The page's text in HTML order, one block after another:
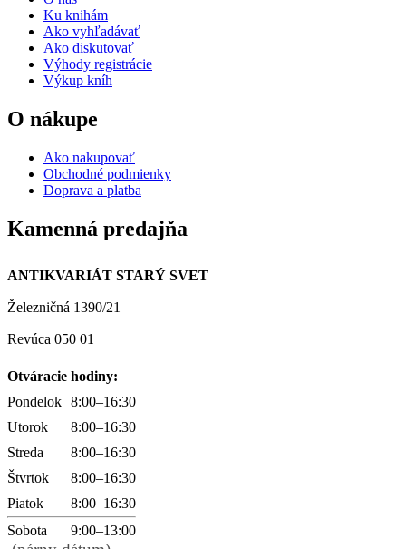
Ku knihám
Ako vyhľadávať
Ako diskutovať
Výhody registrácie
Výkup kníh
O nákupe
Ako nakupovať
Obchodné podmienky
Doprava a platba
Kamenná predajňa
ANTIKVARIÁT STARÝ SVET
Železničná 1390/21
Revúca 050 01
Otváracie hodiny:
Pondelok 8:00–16:30
Utorok
8:00–16:30
Streda
8:00–16:30
Štvrtok
8:00–16:30
Piatok
8:00–16:30
Sobota
9:00–13:00